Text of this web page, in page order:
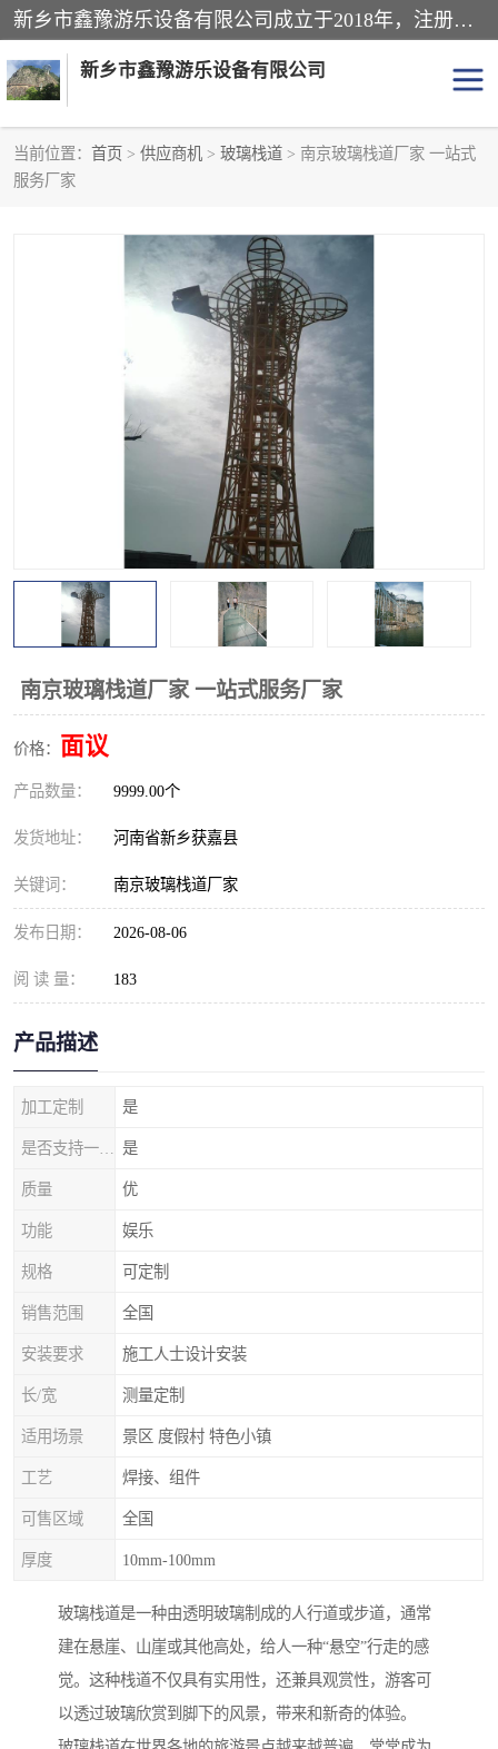
新乡市鑫豫游乐设备有限公司成立于2018年，注册地位于河南省。经营范围包括游乐设备、滑索、滑道、空中自行车、吊桥、拓展器材、攀岩器材、趣桥、悬崖秋千、网红桥、儿童乐园设备、水上乐园设备、丛林穿越设备、音乐呐喊设备、轨道滑车、栈道、玻璃滑道、观景平台、景观包装的设计、制造、销售、安装、维修，景区策划服务。
新乡市鑫豫游乐设备有限公司
当前位置： 首页 > 供应商机 > 玻璃栈道 > 南京玻璃栈道厂家 一站式
服务厂家
南京玻璃栈道厂家 一站式服务厂家
价格： 面议
产品数量： 9999.00个
发货地址： 河南省新乡获嘉县
关键词： 南京玻璃栈道厂家
发布日期： 2026-08-06
阅 读 量： 183
产品描述
加工定制 是
是
质量 优
功能 娱乐
规格 可定制
销售范围 全国
安装要求 施工人士设计安装
长/宽 测量定制
适用场景 景区 度假村 特色小镇
工艺 焊接、组件
可售区域 全国
厚度 10mm-100mm
玻璃栈道是一种由透明玻璃制成的人行道或步道，通常
建在悬崖、山崖或其他高处，给人一种“悬空”行走的感
觉。这种栈道不仅具有实用性，还兼具观赏性，游客可
以透过玻璃欣赏到脚下的风景，带来和新奇的体验。
游乐设备
儿童乐园设备
水上乐园设备
攀岩器材
空中自行车
玻璃滑道
网红桥
丛林穿越设备
音乐呐喊设备
玻璃栈道